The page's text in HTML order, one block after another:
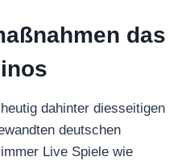
das
dahinter diesseitigen
deutschen
Live Spiele wie